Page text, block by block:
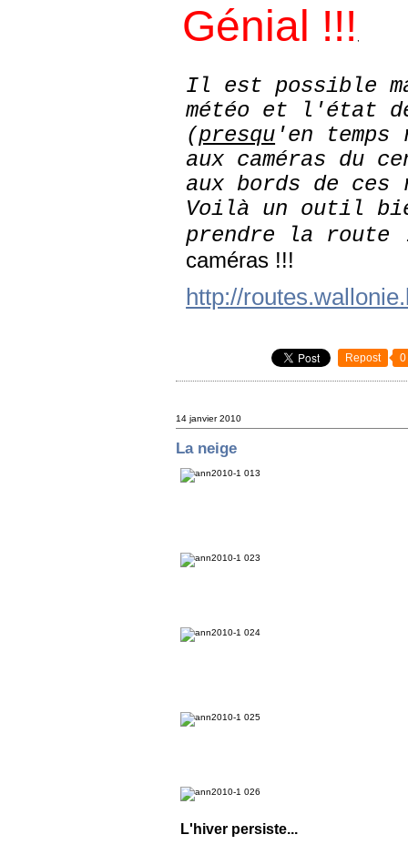
Génial !!!
Il est possible
météo et l'état
(presqu 'en temps
aux caméras du
aux bords de ces
Voilà un outil
prendre la route
caméras !!!
http://
Repost 0
14 janvier 2010
La neige
L'hiver persiste...